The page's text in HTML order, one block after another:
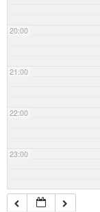
20:00
21:00
22:00
23:00